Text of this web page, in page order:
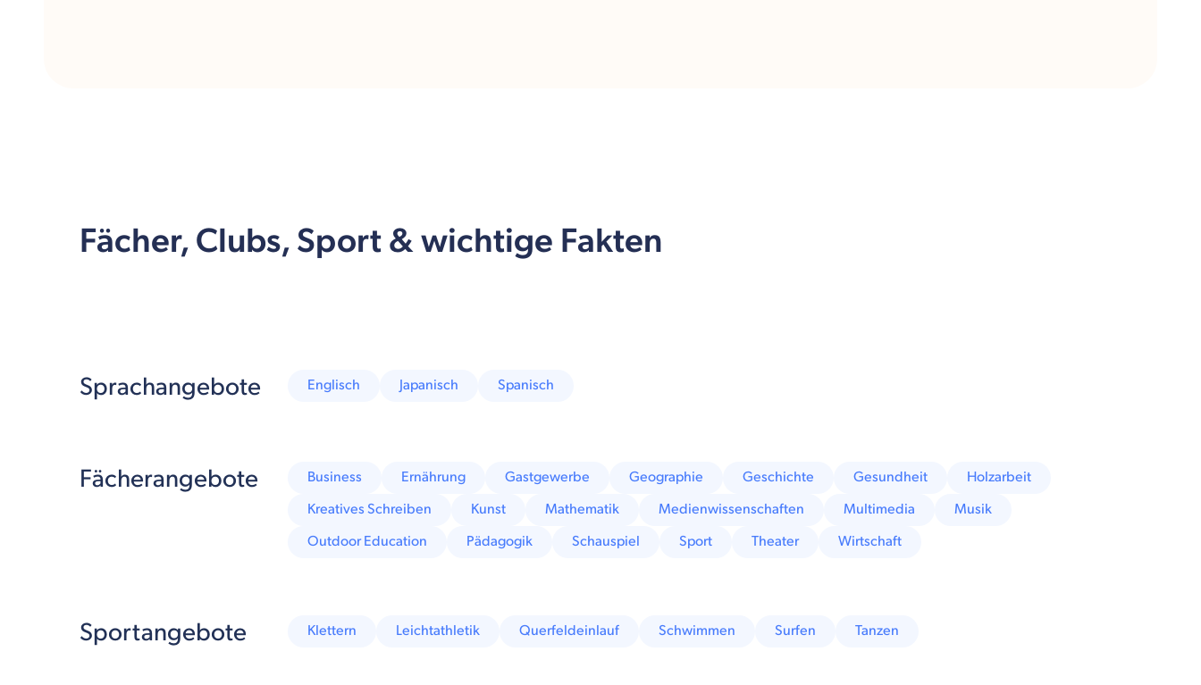
Fächer, Clubs, Sport & wichtige Fakten
Sprachangebote Englisch Japanisch Spanisch
Fächerangebote Business Ernährung Gastgewerbe Geographie Geschichte Gesundheit
Holzarbeit
Kreatives Schreiben
Kunst Mathematik Medienwissenschaften Multimedia
Musik
Outdoor Education
Pädagogik Schauspiel Sport Theater Wirtschaft
Sportangebote Klettern Leichtathletik Querfeldeinlauf Schwimmen Surfen Tanzen